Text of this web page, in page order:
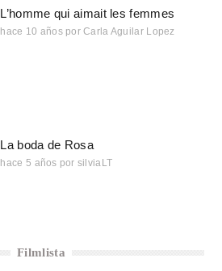
L’homme qui aimait les femmes
hace 10 años por Carla Aguilar Lopez
La boda de Rosa
hace 5 años por silviaLT
Filmlista